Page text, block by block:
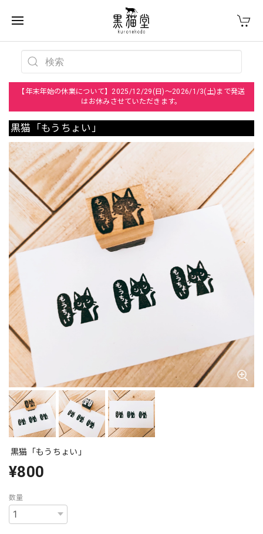
【年末年始の休業について】2025/12/29(日)～2026/1/3(土)まで発送
はお休みさせていただきます。
黒猫「もうちょい」
黒猫「もうちょい」
¥800
数量